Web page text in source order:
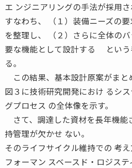
エ ンジニアリングの手法が採用さ
すなわち、 （１）装備ニーズの
を整理し、 （２）さらに全体の
要な機能として設計する という
る。
この結果、基本設計原案がまと
図３に技術研究開発におけ るシ
グプロセス の全体像を示す。
さて、調達した資材を長年機能
持管理が欠かせ ない。
そのライフサイクル維持での 考
フォーマン スベースド・ロジステ